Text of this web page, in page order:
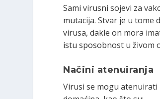
Sami virusni sojevi za
mutacija. Stvar je u tome
virusa, dakle on mora
istu sposobnost u živom
Načini atenuiranja
Virusi se mogu